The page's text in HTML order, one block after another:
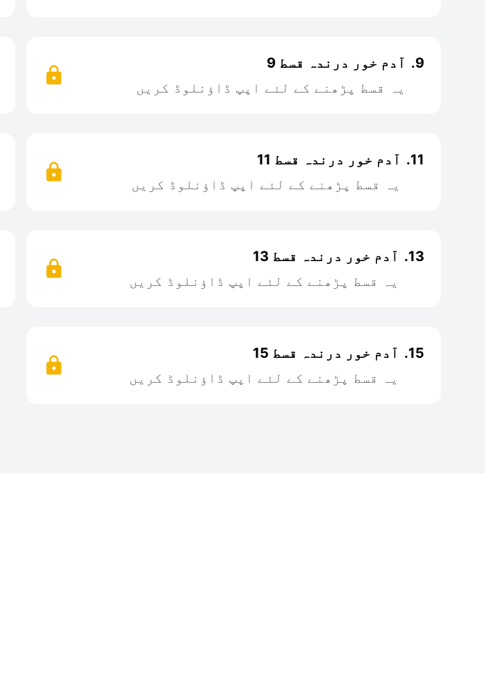
9.
آدم خور درندہ قسط 9
یہ قسط پڑھنے کے لئے اپپ ڈاؤنلوڈ کریں
11.
آدم خور درندہ قسط 11
یہ قسط پڑھنے کے لئے اپپ ڈاؤنلوڈ کریں
13.
آدم خور درندہ قسط 13
یہ قسط پڑھنے کے لئے اپپ ڈاؤنلوڈ کریں
15.
آدم خور درندہ قسط 15
یہ قسط پڑھنے کے لئے اپپ ڈاؤنلوڈ کریں